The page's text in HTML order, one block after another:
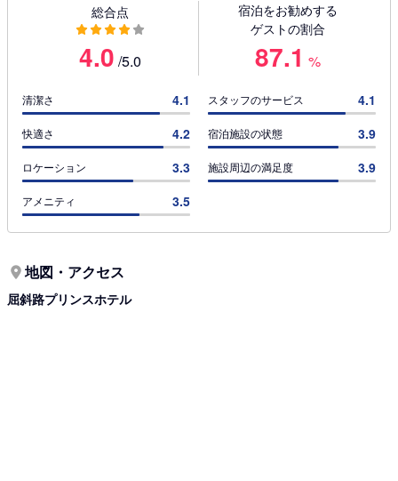
総合点
4.0 /5.0
宿泊をお勧めする
ゲストの割合
87.1 %
清潔さ 4.1 スタッフのサービス 4.1
快適さ 4.2 宿泊施設の状態 3.9
ロケーション 3.3 施設周辺の満足度 3.9
アメニティ 3.5
地図・アクセス
屈斜路プリンスホテル